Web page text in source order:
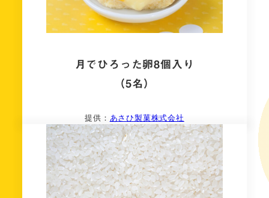
月でひろった卵8個入り
（5名）
提供： あさひ製菓株式会社